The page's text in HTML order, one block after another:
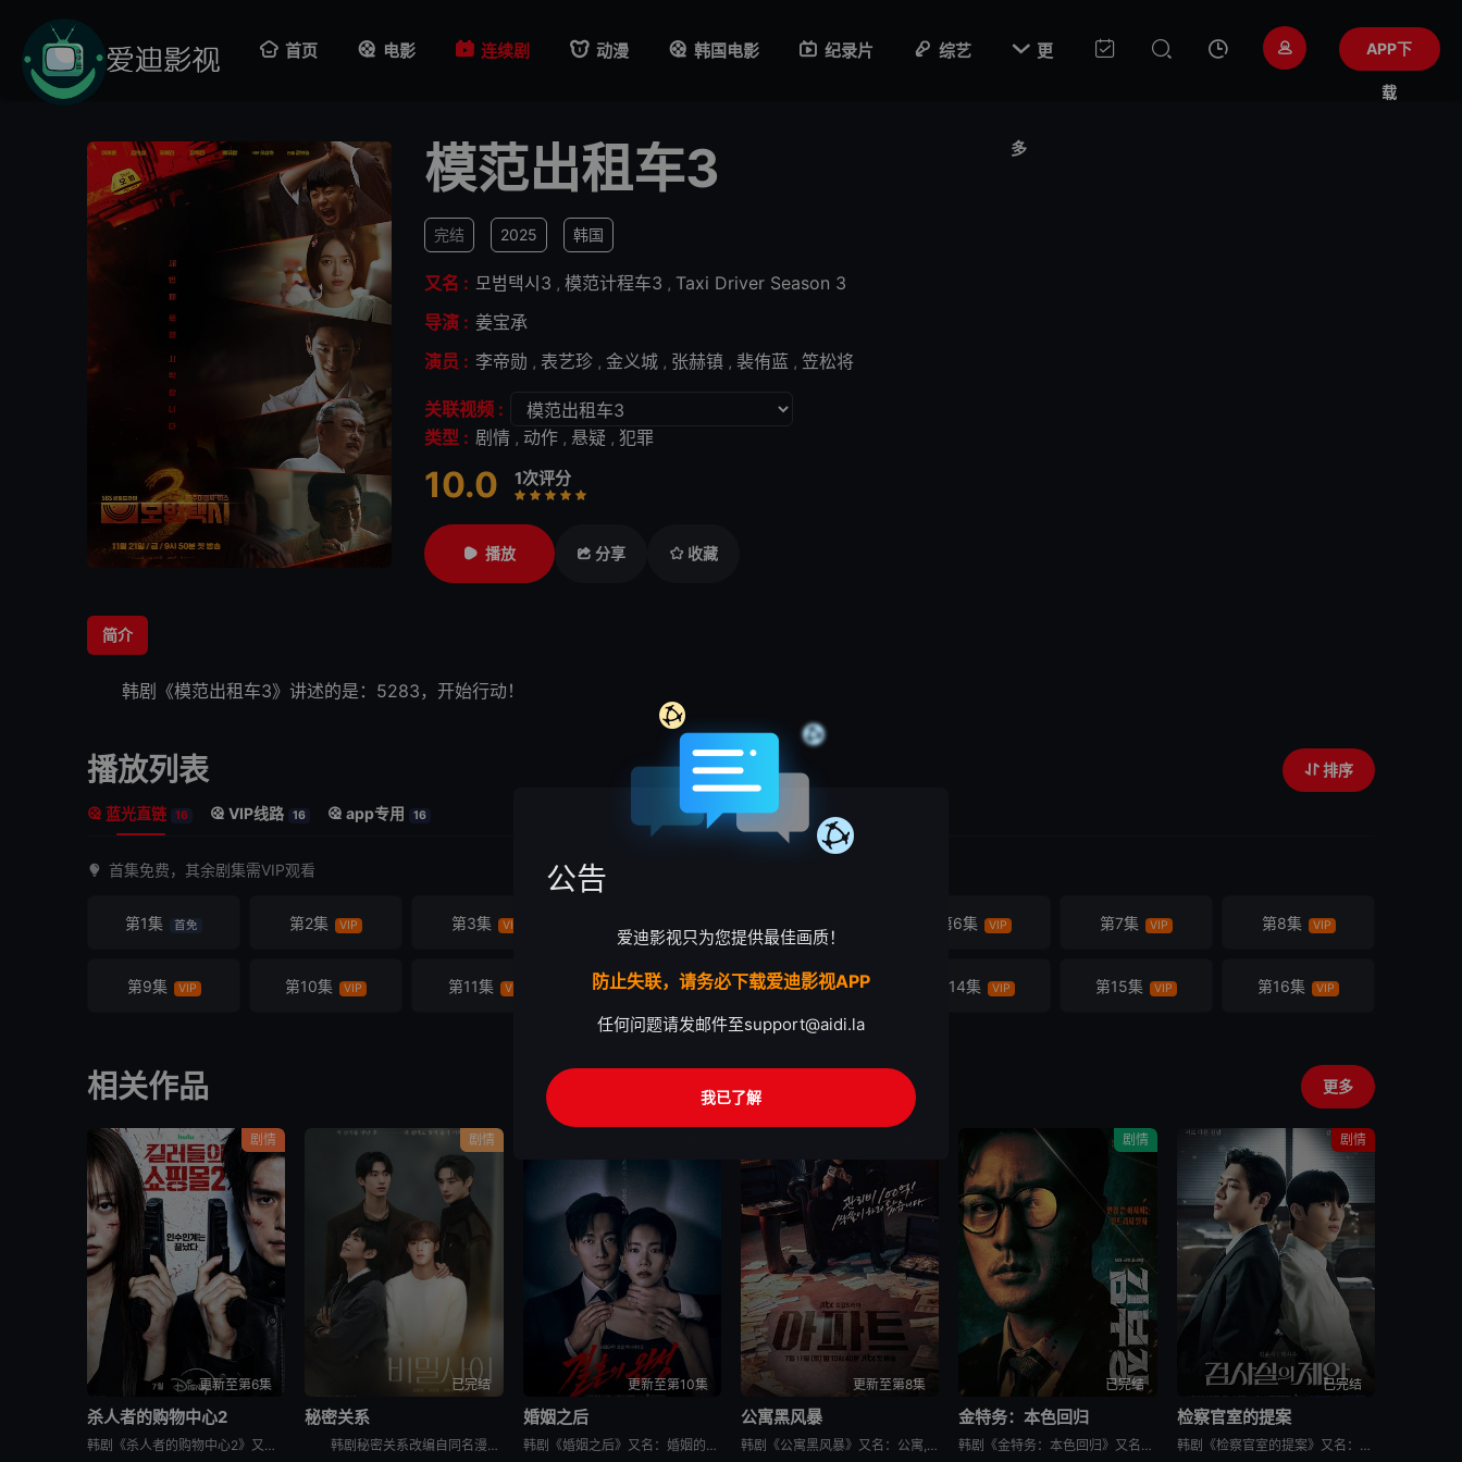
首页 电影 连续剧 动漫 韩国电影 纪录片 综艺  更
多
APP下
载
模范出租车3
完结 2025 韩国
又名 : 모범택시3 , 模范计程车3 , Taxi Driver Season 3
导演 : 姜宝承
演员 : 李帝勋 , 表艺珍 , 金义城 , 张赫镇 , 裴侑蓝 , 笠松将
关联视频 :
类型 : 剧情 , 动作 , 悬疑 , 犯罪
10.0 1次评分
很差
较差还行推荐
力荐
播放 分享 收藏
简介
韩剧《模范出租车3》讲述的是：5283，开始行动！
播放列表 排序
蓝光直链 16 VIP线路 16 app专用 16
首集免费，其余剧集需VIP观看
第1集 首免 第2集 VIP 第3集 VIP 第6集 VIP 第7集 VIP 第8集 VIP
第9集 VIP 第10集 VIP 第11集 VIP 第12集 VIP 第13集 VIP 第14集 VIP 第15集 VIP 第16集 VIP
相关作品 更多
剧情
更新至第6集
杀人者的购物中心2
韩剧《杀人者的购物中心2》又名：A Shop for Killers S2,A Shop for Killers Season 2,킬러들의 쇼핑몰2，讲述了：购物中心即将重新开张！郑进湾（李栋旭 饰
剧情
已完结
秘密关系
韩剧秘密关系改编自同名漫画。多温聪明机灵、足智多谋，努力摆脱贫困。但他的吝啬行为却惹恼了同事成贤，成贤讨厌他。在与自己贫困的父母发生冲突后，多温突然与成贤的关系越来越亲密，同时也在平衡着对前任导师
更新至第10集
婚姻之后
韩剧《婚姻之后》又名：婚姻的完成,The Husband,The Fulfillment of Marriage,결혼의 완성，讲述了：神经外科权威姜泰柱（南宫珉 饰）因为老婆高世允（李雪 饰）在提出
更新至第8集
公寓黑风暴
韩剧《公寓黑风暴》又名：公寓,The Apartment Job,아파트，讲述了：曾经的帮派老大急需现金，于是和有志成为律师的同伴合作，打算窃取住宅社区的储备基金，却意外揭开深藏的腐败真相。
剧情
已完结
金特务：本色回归
韩剧《金特务：本色回归》又名金部长,Agent Kim,김부장,金特务：本色回归，剧中主角金科长由苏志燮饰演。在剧中，金科长是敏智的父亲，也是一名朝鲜间谍。他被派去执行无数特别任务，包括17次朝鲜任务
剧情
已完结
检察官室的提案
韩剧《检察官室的提案》又名：检察官办公室的提议,检察官的提案(台),The Prosecutors Proposal,검사실의 제안，讲述了：改编自同名小说。一个是凶手的儿子，一个是受害者的儿子——一
公告
爱迪影视只为您提供最佳画质！
防止失联，请务必下载爱迪影视APP
任何问题请发邮件至support@aidi.la
我已了解